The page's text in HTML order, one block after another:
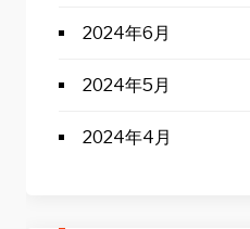
2024年6月
2024年5月
2024年4月